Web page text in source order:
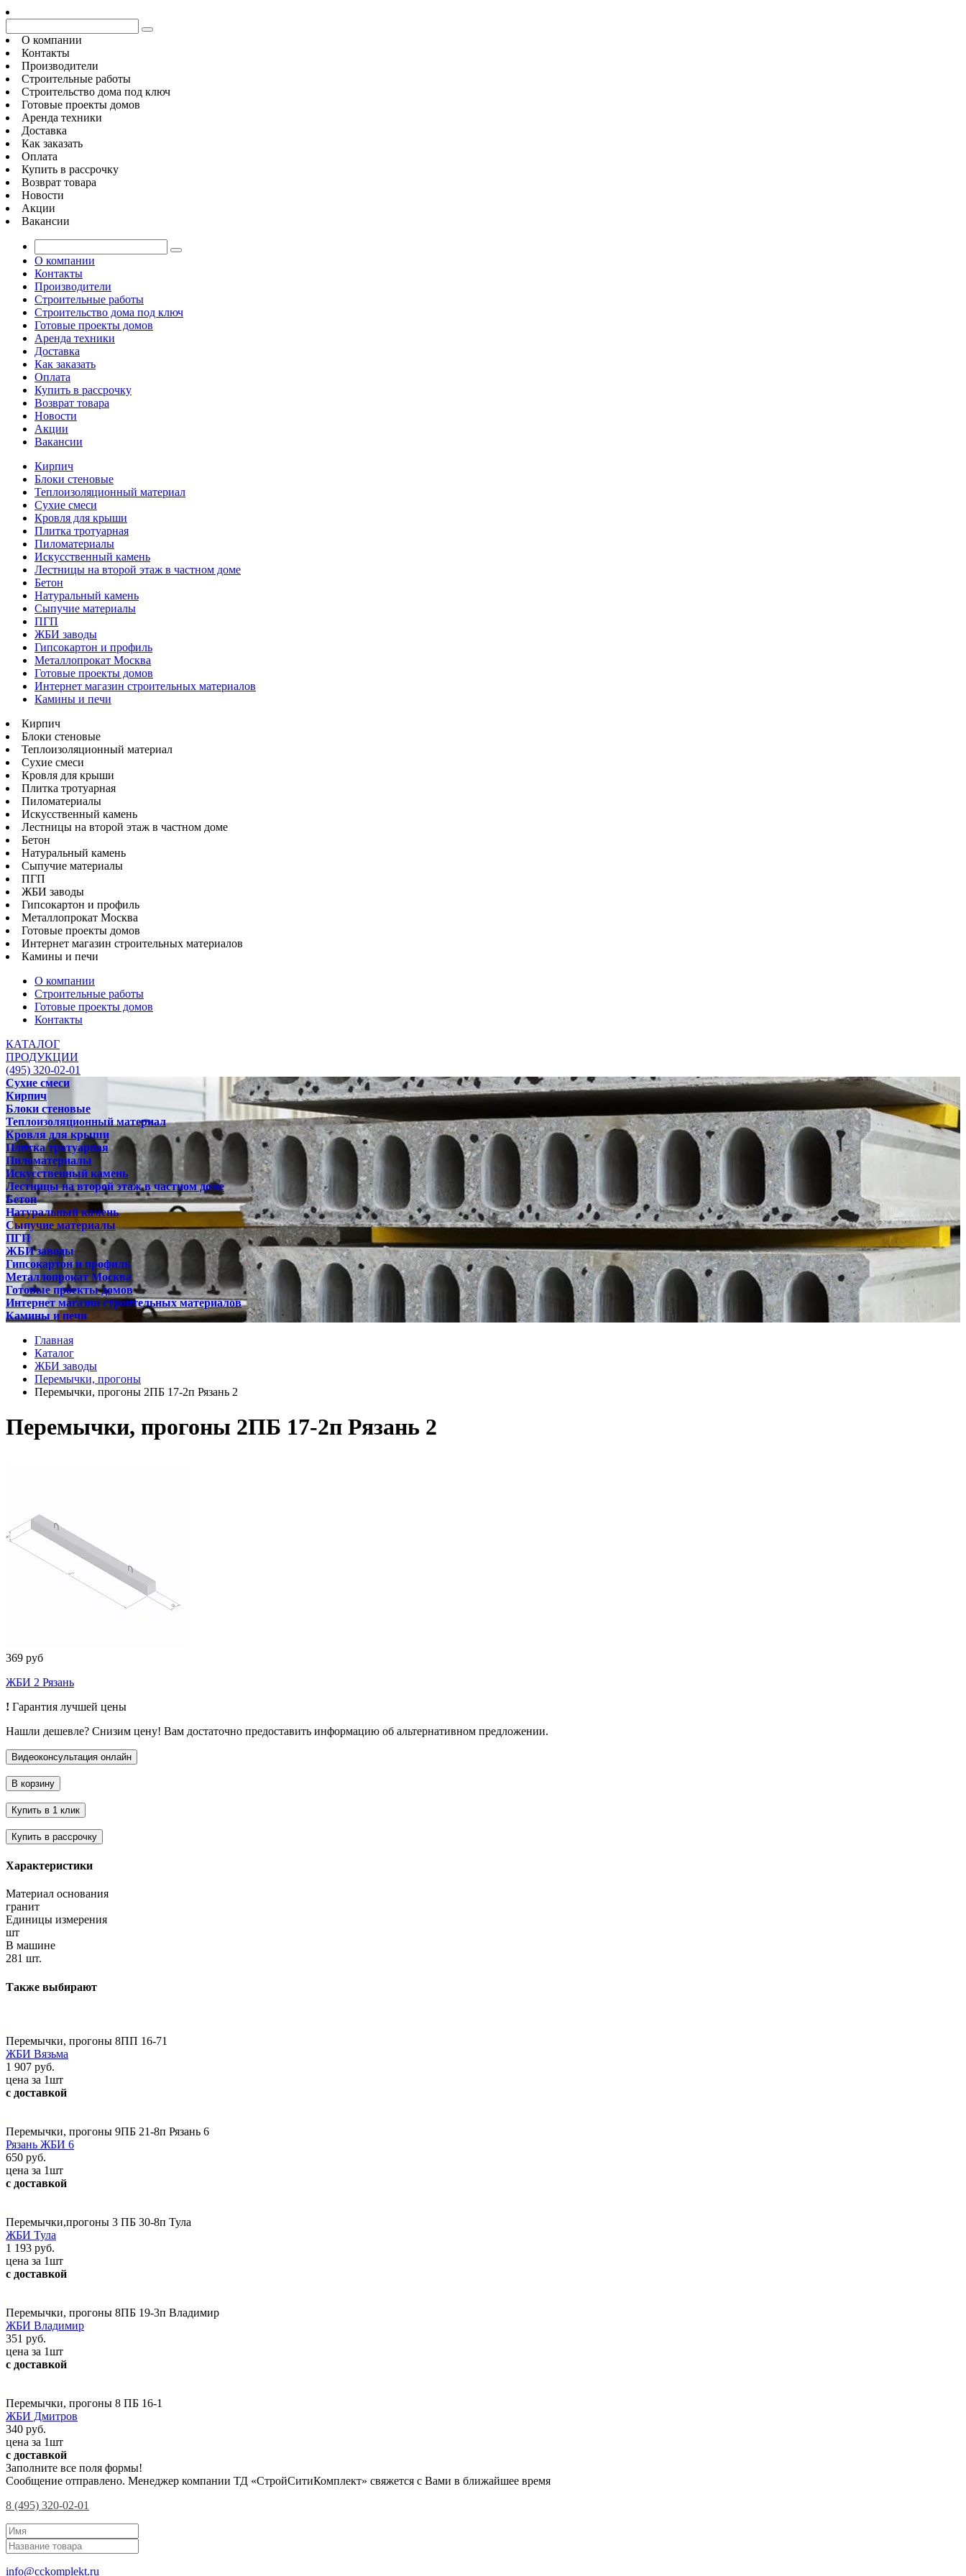
О компании
Контакты
Производители
Строительные работы
Строительство дома под ключ
Готовые проекты домов
Аренда техники
Доставка
Как заказать
Оплата
Купить в рассрочку
Возврат товара
Новости
Акции
Вакансии
О компании
Контакты
Производители
Строительные работы
Строительство дома под ключ
Готовые проекты домов
Аренда техники
Доставка
Как заказать
Оплата
Купить в рассрочку
Возврат товара
Новости
Акции
Вакансии
Кирпич
Блоки стеновые
Теплоизоляционный материал
Сухие смеси
Кровля для крыши
Плитка тротуарная
Пиломатериалы
Искусственный камень
Лестницы на второй этаж в частном доме
Бетон
Натуральный камень
Сыпучие материалы
ПГП
ЖБИ заводы
Гипсокартон и профиль
Металлопрокат Москва
Готовые проекты домов
Интернет магазин строительных материалов
Камины и печи
Кирпич
Блоки стеновые
Теплоизоляционный материал
Сухие смеси
Кровля для крыши
Плитка тротуарная
Пиломатериалы
Искусственный камень
Лестницы на второй этаж в частном доме
Бетон
Натуральный камень
Сыпучие материалы
ПГП
ЖБИ заводы
Гипсокартон и профиль
Металлопрокат Москва
Готовые проекты домов
Интернет магазин строительных материалов
Камины и печи
О компании
Строительные работы
Готовые проекты домов
Контакты
КАТАЛОГ
ПРОДУКЦИИ
(495) 320-02-01
Сухие смеси
Кирпич
Блоки стеновые
Теплоизоляционный материал
Кровля для крыши
Плитка тротуарная
Пиломатериалы
Искусственный камень
Лестницы на второй этаж в частном доме
Бетон
Натуральный камень
Сыпучие материалы
ПГП
ЖБИ заводы
Гипсокартон и профиль
Металлопрокат Москва
Готовые проекты домов
Интернет магазин строительных материалов
Камины и печи
Главная
Каталог
ЖБИ заводы
Перемычки, прогоны
Перемычки, прогоны 2ПБ 17-2п Рязань 2
Перемычки, прогоны 2ПБ 17-2п Рязань 2
369 руб
ЖБИ 2 Рязань
! Гарантия лучшей цены
Нашли дешевле? Снизим цену! Вам достаточно предоставить информацию об альтернативном предложении.
Характеристики
Материал основания
гранит
Единицы измерения
шт
В машине
281 шт.
Также выбирают
Перемычки, прогоны 8ПП 16-71
ЖБИ Вязьма
1 907 руб.
цена за 1шт
с доставкой
Перемычки, прогоны 9ПБ 21-8п Рязань 6
Рязань ЖБИ 6
650 руб.
цена за 1шт
с доставкой
Перемычки,прогоны 3 ПБ 30-8п Тула
ЖБИ Тула
1 193 руб.
цена за 1шт
с доставкой
Перемычки, прогоны 8ПБ 19-3п Владимир
ЖБИ Владимир
351 руб.
цена за 1шт
с доставкой
Перемычки, прогоны 8 ПБ 16-1
ЖБИ Дмитров
340 руб.
цена за 1шт
с доставкой
Заполните все поля формы!
Сообщение отправлено. Менеджер компании ТД «СтройСитиКомплект» свяжется с Вами в ближайшее время
8 (495) 320-02-01
info@cckomplekt.ru